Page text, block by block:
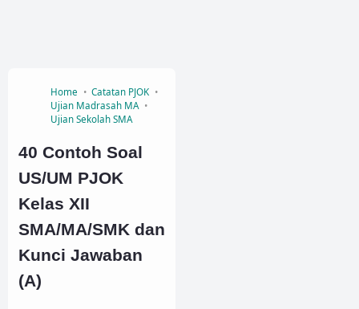
Home
Catatan PJOK
Ujian Madrasah MA
Ujian Sekolah SMA
40 Contoh Soal
US/UM PJOK
Kelas XII
SMA/MA/SMK dan
Kunci Jawaban
(A)